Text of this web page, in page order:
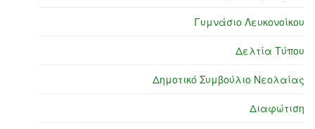
Γυμνάσιο Λευκονοίκου
Δελτία Τύπου
Δημοτικό Συμβούλιο Νεολαίας
Διαφώτιση